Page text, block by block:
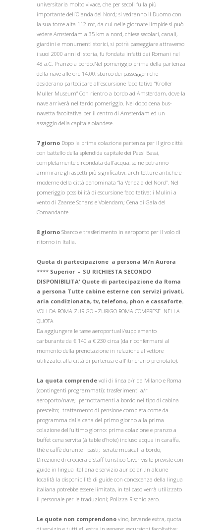
universitaria molto vivace, che per secoli fu la più
importante dell’Olanda del Nord; si vedranno il Duomo con
la sua torre alta 112 mt, da cui nelle giornate limpide si può
vedere Amsterdam a 35 km a nord, chiese secolari, canali,
giardini e monumenti storici, si potrà passeggiare attraverso
i suoi 2000 anni di storia, fu fondata infatti dai Romani nel
48 a.C. Pranzo a bordo.Nel pomeriggio prima della partenza
della nave alle ore 14.00, sbarco dei passeggeri che
desiderano partecipare all’escursione facoltativa “Kroller
Muller Museum” Con rientro a bordo ad Amsterdam, dove la
nave arriverà nel tardo pomeriggio. Nel dopo cena bus-
navetta facoltativa per il centro di Amsterdam ed un
assaggio della capitale olandese.
7 giorno Dopo la prima colazione partenza per il giro città
con battello della splendida capitale dei Paesi Bassi,
completamente circondata dall’acqua, se ne potranno
ammirare gli aspetti più significativi, architetture antiche e
moderne della città denominata “la Venezia del Nord”. Nel
pomeriggio possibilità di escursione facoltativa: i Mulini a
vento di Zaanse Schans e Volendam; Cena di Gala del
Comandante.
8 giorno Sbarco e trasferimento in aeroporto per il volo di
ritorno in Italia.
Quota di partecipazione a persona M/n Aurora
**** Superior - SU RICHIESTA SECONDO
DISPONIBILITA' Quote di partecipazione da Roma
a persona Tutte cabine esterne con servizi privati,
aria condizionata, tv, telefono, phon e cassaforte.
VOLI DA ROMA ZURIGO –ZURIGO ROMA COMPRESE NELLA
QUOTA
Da aggiungere le tasse aeroportuali/supplemento
carburante da € 140 a € 230 circa (da riconfermarsi al
momento della prenotazione in relazione al vettore
utilizzato, alla città di partenza e all’itinerario prenotato).
La quota comprende voli di linea a/r da Milano e Roma
(contingenti programmati); trasferimenti a/r
aeroporto/nave; pernottamenti a bordo nel tipo di cabina
prescelto; trattamento di pensione completa come da
programma dalla cena del primo giorno alla prima
colazione dell’ultimo giorno: prima colazione e pranzo a
buffet cena servita (à table d’hote) incluso acqua in caraffa,
thè e caffè durante i pasti; serate musicali a bordo;
Direzione di crociera e Staff turistico Giver visite previste con
guide in lingua italiana e servizio auricolari.In alcune
località la disponibilità di guide con conoscenza della lingua
italiana potrebbe essere limitata, in tal caso verrà utilizzato
il personale per le traduzioni; Polizza Rischio zero.
Le quote non comprendono vino, bevande extra, quota